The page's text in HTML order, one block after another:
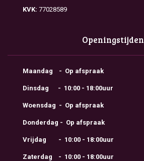
KVK: 77028589
Openingstijden
Maandag - Op afspraak
Dinsdag - 10:00 - 18:00uur
Woensdag - Op afspraak
Donderdag - Op afspraak
Vrijdag - 10:00 - 18:00uur
Zaterdag - 10:00 - 18:00uur